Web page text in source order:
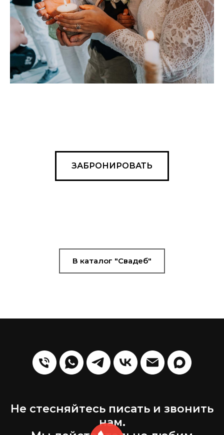
ЗАБРОНИРОВАТЬ
В каталог "Свадеб"
Не стесняйтесь писать и звонить
нам.